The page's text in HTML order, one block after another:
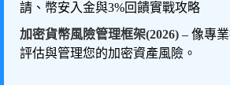
請、幣安入金與3%回饋實戰攻略
加密貨幣風險管理框架(2026) – 像專
評估與管理您的加密資產風險。